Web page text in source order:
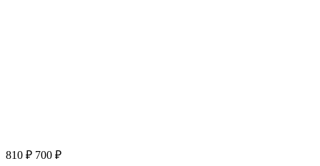
810 ₽ 700 ₽